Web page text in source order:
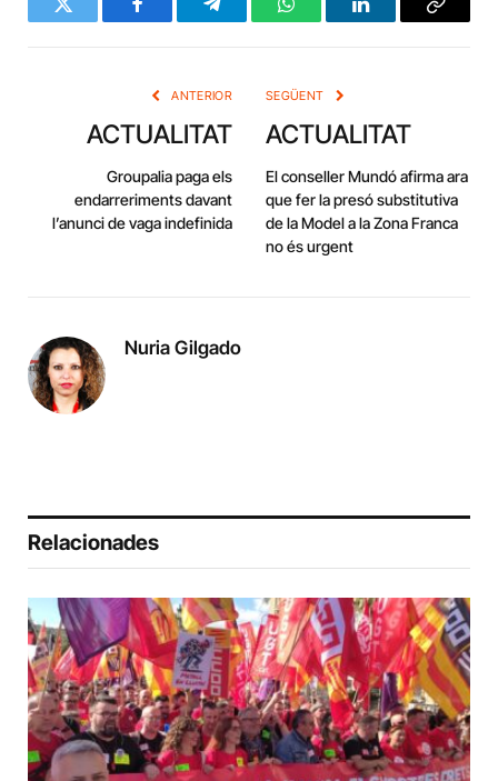
Twitter FacebookTelegramWhatsAppLinkedInCopy
ANTERIOR
ACTUALITAT
Groupalia paga els
endarreriments davant
l’anunci de vaga indefinida
SEGÜENT
ACTUALITAT
El conseller Mundó afirma ara
que fer la presó substitutiva
de la Model a la Zona Franca
no és urgent
Nuria Gilgado
Relacionades